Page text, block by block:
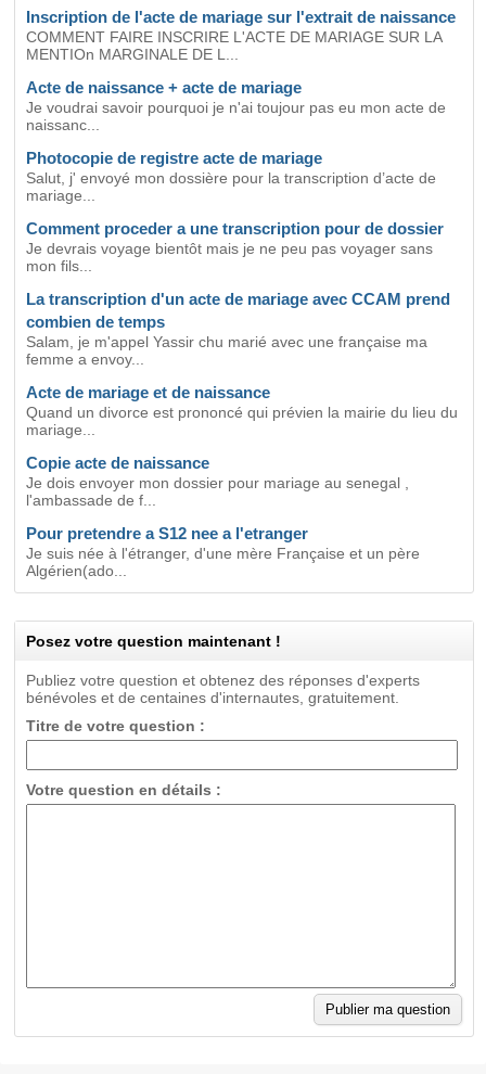
Inscription de l'acte de mariage sur l'extrait de naissance
COMMENT FAIRE INSCRIRE L'ACTE DE MARIAGE SUR LA
MENTIOn MARGINALE DE L...
Acte de naissance + acte de mariage
Je voudrai savoir pourquoi je n'ai toujour pas eu mon acte de
naissanc...
Photocopie de registre acte de mariage
Salut, j' envoyé mon dossière pour la transcription d’acte de
mariage...
Comment proceder a une transcription pour de dossier
Je devrais voyage bientôt mais je ne peu pas voyager sans
mon fils...
La transcription d'un acte de mariage avec CCAM prend
combien de temps
Salam, je m'appel Yassir chu marié avec une française ma
femme a envoy...
Acte de mariage et de naissance
Quand un divorce est prononcé qui prévien la mairie du lieu du
mariage...
Copie acte de naissance
Je dois envoyer mon dossier pour mariage au senegal ,
l'ambassade de f...
Pour pretendre a S12 nee a l'etranger
Je suis née à l'étranger, d'une mère Française et un père
Algérien(ado...
Posez votre question maintenant !
Publiez votre question et obtenez des réponses d'experts
bénévoles et de centaines d'internautes, gratuitement.
Titre de votre question :
Votre question en détails :